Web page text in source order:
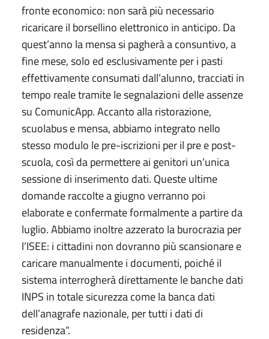
fronte economico: non sarà più necessario
ricaricare il borsellino elettronico in anticipo. Da
quest’anno la mensa si pagherà a consuntivo, a
fine mese, solo ed esclusivamente per i pasti
effettivamente consumati dall’alunno, tracciati in
tempo reale tramite le segnalazioni delle assenze
su ComunicApp. Accanto alla ristorazione,
scuolabus e mensa, abbiamo integrato nello
stesso modulo le pre-iscrizioni per il pre e post-
scuola, così da permettere ai genitori un’unica
sessione di inserimento dati. Queste ultime
domande raccolte a giugno verranno poi
elaborate e confermate formalmente a partire da
luglio. Abbiamo inoltre azzerato la burocrazia per
l’ISEE: i cittadini non dovranno più scansionare e
caricare manualmente i documenti, poiché il
sistema interrogherà direttamente le banche dati
INPS in totale sicurezza come la banca dati
dell’anagrafe nazionale, per tutti i dati di
residenza”.